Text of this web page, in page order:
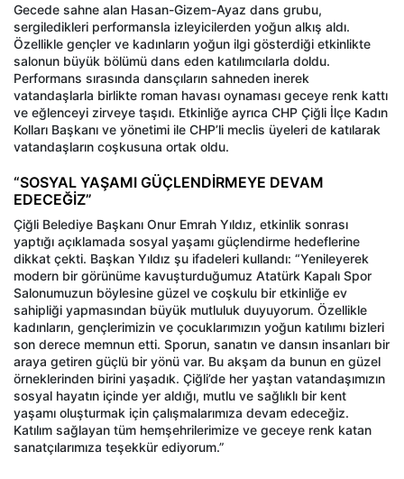
Gecede sahne alan Hasan-Gizem-Ayaz dans grubu,
sergiledikleri performansla izleyicilerden yoğun alkış aldı.
Özellikle gençler ve kadınların yoğun ilgi gösterdiği etkinlikte
salonun büyük bölümü dans eden katılımcılarla doldu.
Performans sırasında dansçıların sahneden inerek
vatandaşlarla birlikte roman havası oynaması geceye renk kattı
ve eğlenceyi zirveye taşıdı. Etkinliğe ayrıca CHP Çiğli İlçe Kadın
Kolları Başkanı ve yönetimi ile CHP’li meclis üyeleri de katılarak
vatandaşların coşkusuna ortak oldu.
“SOSYAL YAŞAMI GÜÇLENDİRMEYE DEVAM
EDECEĞİZ”
Çiğli Belediye Başkanı Onur Emrah Yıldız, etkinlik sonrası
yaptığı açıklamada sosyal yaşamı güçlendirme hedeflerine
dikkat çekti. Başkan Yıldız şu ifadeleri kullandı: “Yenileyerek
modern bir görünüme kavuşturduğumuz Atatürk Kapalı Spor
Salonumuzun böylesine güzel ve coşkulu bir etkinliğe ev
sahipliği yapmasından büyük mutluluk duyuyorum. Özellikle
kadınların, gençlerimizin ve çocuklarımızın yoğun katılımı bizleri
son derece memnun etti. Sporun, sanatın ve dansın insanları bir
araya getiren güçlü bir yönü var. Bu akşam da bunun en güzel
örneklerinden birini yaşadık. Çiğli’de her yaştan vatandaşımızın
sosyal hayatın içinde yer aldığı, mutlu ve sağlıklı bir kent
yaşamı oluşturmak için çalışmalarımıza devam edeceğiz.
Katılım sağlayan tüm hemşehrilerimize ve geceye renk katan
sanatçılarımıza teşekkür ediyorum.”